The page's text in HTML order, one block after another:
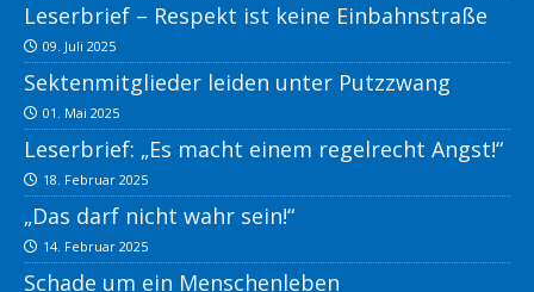
Leserbrief – Respekt ist keine Einbahnstraße
09. Juli 2025
Sektenmitglieder leiden unter Putzzwang
01. Mai 2025
Leserbrief: „Es macht einem regelrecht Angst!“
18. Februar 2025
„Das darf nicht wahr sein!“
14. Februar 2025
Schade um ein Menschenleben